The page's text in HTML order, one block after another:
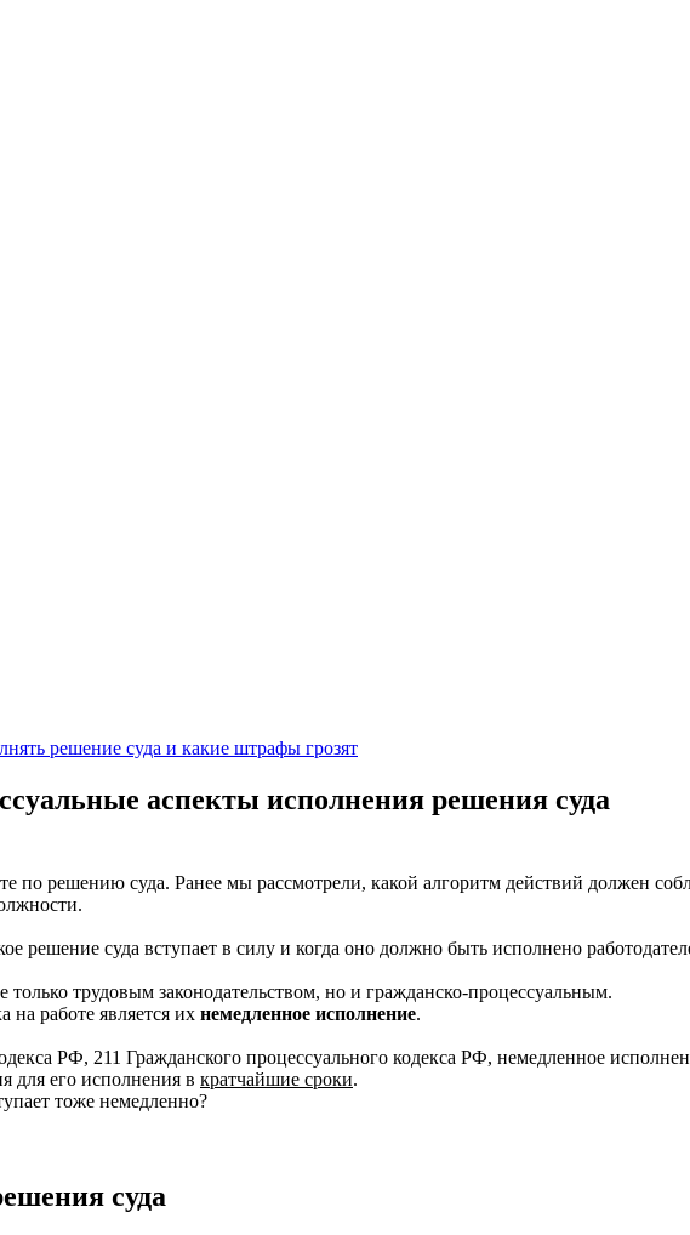
решение суда и какие штрафы грозят
аспекты исполнения решения суда
по решению суда. Ранее мы рассмотрели, какой алгоритм действий должен
решение суда вступает в силу и когда оно должно быть исполнено
трудовым законодательством, но и гражданско-процессуальным.
работе является их немедленное исполнение.
РФ, 211 Гражданского процессуального кодекса РФ, немедленное
для его исполнения в кратчайшие сроки.
тоже немедленно?
суда